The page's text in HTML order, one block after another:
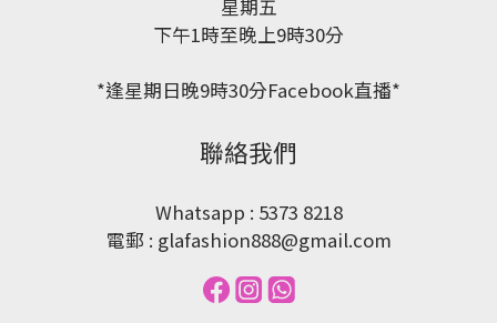
星期五
下午1時至晚上9時30分
*逢星期日晚9時30分Facebook直播*
聯絡我們
Whatsapp : 5373 8218
電郵 : glafashion888@gmail.com